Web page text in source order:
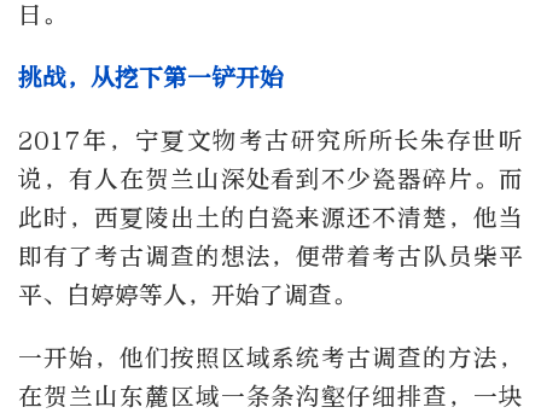
日。
挑战，从挖下第一铲开始
2017年，宁夏文物考古研究所所长朱存世听
说，有人在贺兰山深处看到不少瓷器碎片。而
此时，西夏陵出土的白瓷来源还不清楚，他当
即有了考古调查的想法，便带着考古队员柴平
平、白婷婷等人，开始了调查。
一开始，他们按照区域系统考古调查的方法，
在贺兰山东麓区域一条条沟壑仔细排查，一块